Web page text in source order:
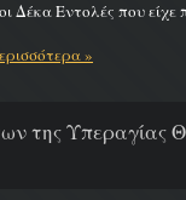
Δέκα Εντολές που είχε
»
της Υπεραγίας